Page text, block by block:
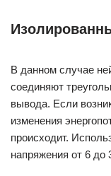
В данном случае
соединяют
вывода. Если
изменения
происходит.
напряжения от 6 до